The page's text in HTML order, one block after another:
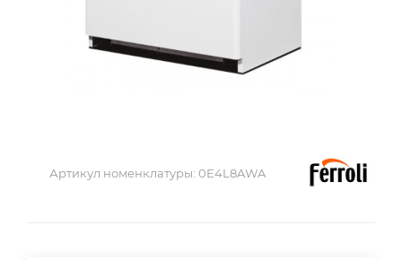
Артикул номенклатуры: 0E4L8AWA